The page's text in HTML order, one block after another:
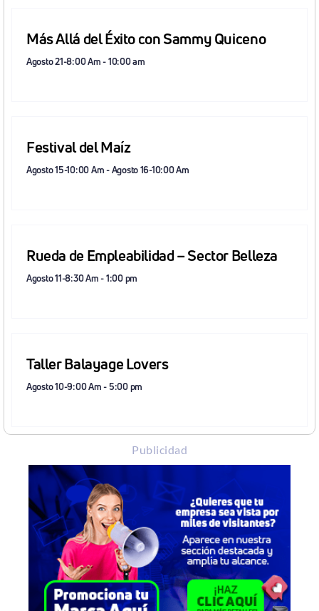
Más Allá del Éxito con Sammy Quiceno
Agosto 21-8:00 Am-10:00 am
Festival del Maíz
Agosto 15-10:00 Am-Agosto 16-10:00 Am
Rueda de Empleabilidad – Sector Belleza
Agosto 11-8:30 Am-1:00 pm
Taller Balayage Lovers
Agosto 10-9:00 Am-5:00 pm
Publicidad